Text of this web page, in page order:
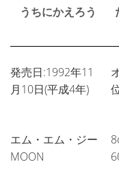
うちにかえろう
発売日:1992年11
月10日(平成4年)
エム・エム・ジー
MOON